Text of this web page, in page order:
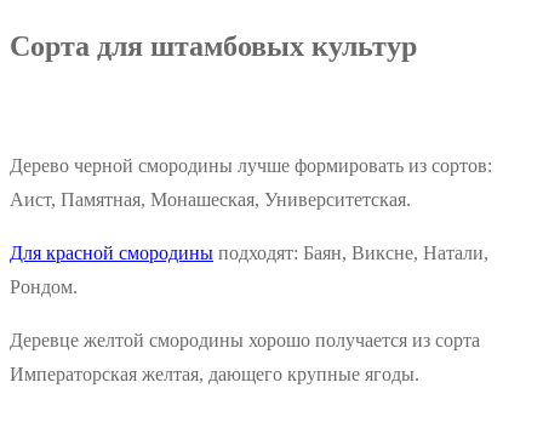
Сорта для штамбовых культур
Дерево черной смородины лучше формировать из сортов:
Аист, Памятная, Монашеская, Университетская.
Для красной смородины подходят: Баян, Виксне, Натали,
Рондом.
Деревце желтой смородины хорошо получается из сорта
Императорская желтая, дающего крупные ягоды.